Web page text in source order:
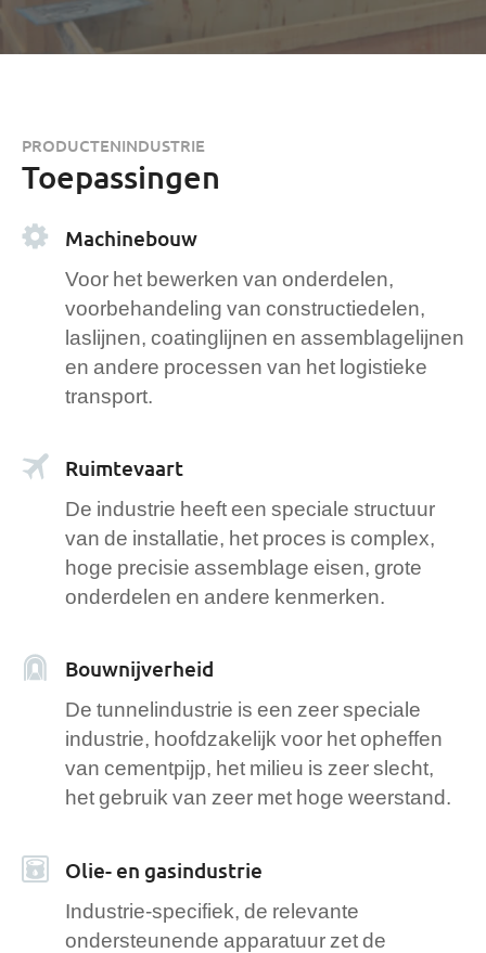
PRODUCTENINDUSTRIE
Toepassingen
Machinebouw
Voor het bewerken van onderdelen,
voorbehandeling van constructiedelen,
laslijnen, coatinglijnen en assemblagelijnen
en andere processen van het logistieke
transport.
Ruimtevaart
De industrie heeft een speciale structuur
van de installatie, het proces is complex,
hoge precisie assemblage eisen, grote
onderdelen en andere kenmerken.
Bouwnijverheid
De tunnelindustrie is een zeer speciale
industrie, hoofdzakelijk voor het opheffen
van cementpijp, het milieu is zeer slecht,
het gebruik van zeer met hoge weerstand.
Olie- en gasindustrie
Industrie-specifiek, de relevante
ondersteunende apparatuur zet de